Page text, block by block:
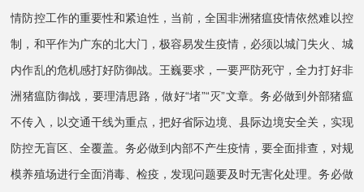
情防控工作的重要性和紧迫性，当前，全国非洲猪瘟疫情依然难以控
制，和平作为广东的北大门，极容易发生疫情，必须以城门失火、城
内作乱的危机感打好防御战。王巍要求，一要严防死守，全力打好非
洲猪瘟防御战，要理清思路，做好“堵”“灭”文章。务必做到外部猪瘟
不传入，以交通干线为重点，把好省际边境、县际边境安全关，实现
防控无盲区、全覆盖。务必做到内部不产生疫情，要全面排查，对规
模养殖场进行全面消毒、检疫，发现问题要及时无害化处理。务必做